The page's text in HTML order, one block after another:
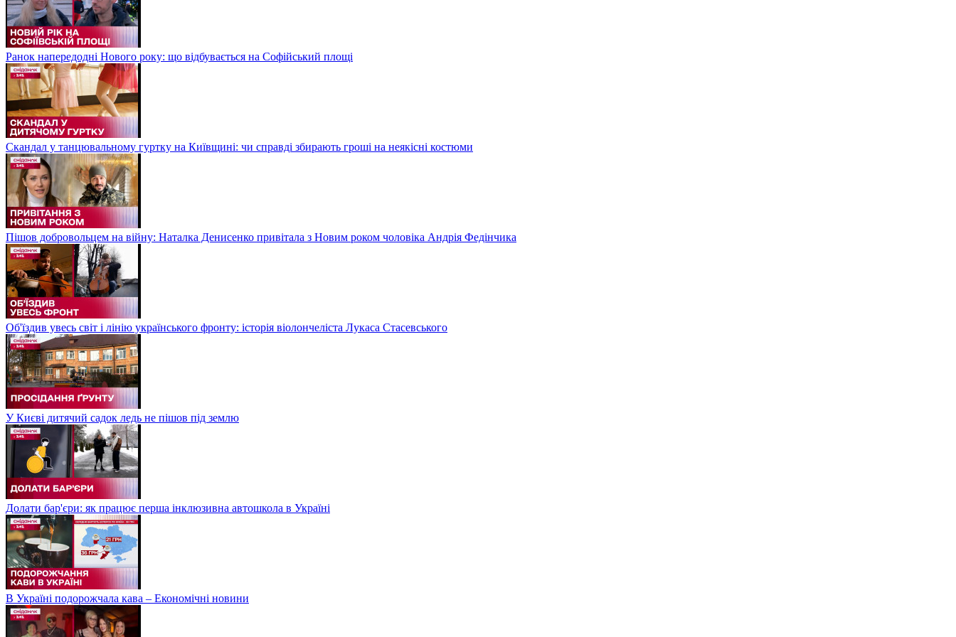
Ранок напередодні Нового року: що відбувається на Софійський площі
Скандал у танцювальному гуртку на Київщині: чи справді збирають гроші на неякісні костюми
Пішов добровольцем на війну: Наталка Денисенко привітала з Новим роком чоловіка Андрія Федінчика
Об'їздив увесь світ і лінію українського фронту: історія віолончеліста Лукаса Стасевського
У Києві дитячий садок ледь не пішов під землю
Долати бар'єри: як працює перша інклюзивна автошкола в Україні
В Україні подорожчала кава – Економічні новини